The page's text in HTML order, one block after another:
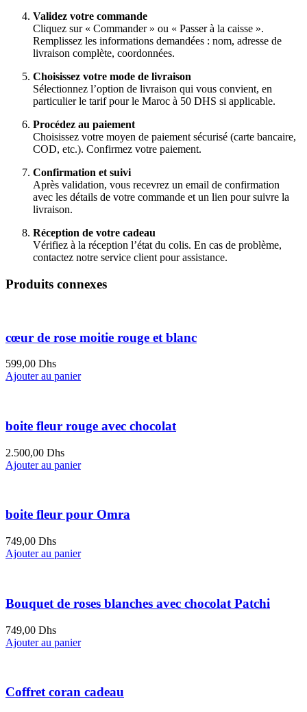
Validez votre commande
Cliquez sur « Commander » ou « Passer à la caisse ».
Remplissez les informations demandées : nom, adresse de
livraison complète, coordonnées.
Choisissez votre mode de livraison
Sélectionnez l’option de livraison qui vous convient, en
particulier le tarif pour le Maroc à 50 DHS si applicable.
Procédez au paiement
Choisissez votre moyen de paiement sécurisé (carte bancaire,
COD, etc.). Confirmez votre paiement.
Confirmation et suivi
Après validation, vous recevrez un email de confirmation
avec les détails de votre commande et un lien pour suivre la
livraison.
Réception de votre cadeau
Vérifiez à la réception l’état du colis. En cas de problème,
contactez notre service client pour assistance.
Produits connexes
cœur de rose moitie rouge et blanc
599,00 Dhs
Ajouter au panier
boite fleur rouge avec chocolat
2.500,00 Dhs
Ajouter au panier
boite fleur pour Omra
749,00 Dhs
Ajouter au panier
Bouquet de roses blanches avec chocolat Patchi
749,00 Dhs
Ajouter au panier
Coffret coran cadeau